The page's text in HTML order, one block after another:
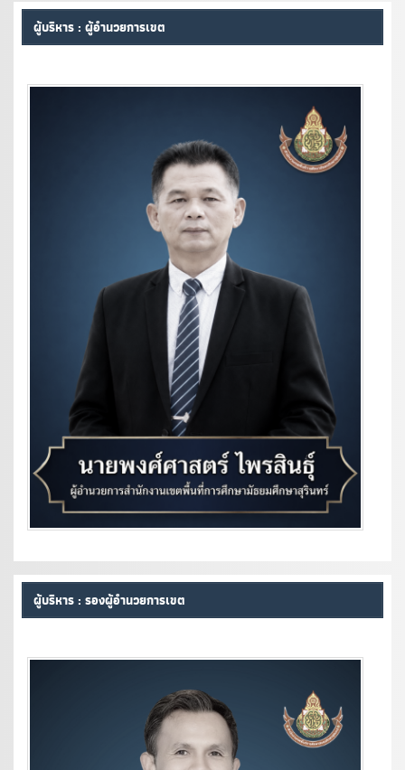
ผู้บริหาร : ผู้อำนวยการเขต
ผู้บริหาร : รองผู้อำนวยการเขต